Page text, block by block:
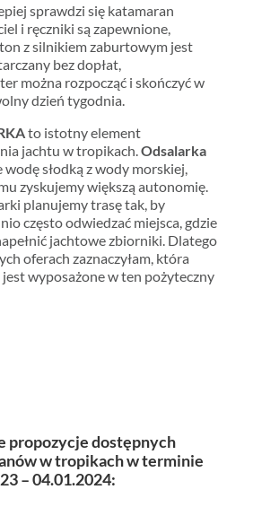
sprawdzi się katamaran
i ręczniki są zapewnione,
z silnikiem zaburtowym jest
bez dopłat,
można rozpocząć i skończyć w
dzień tygodnia.
to istotny element
jachtu w tropikach.Odsalarka
słodką z wody morskiej,
zyskujemy większą autonomię.
planujemy trasę tak, by
często odwiedzać miejsca, gdzie
jachtowe zbiorniki. Dlatego
oferach zaznaczyłam, która
wyposażone w ten pożyteczny
propozycje dostępnych
w tropikach w terminie
– 04.01.2024: